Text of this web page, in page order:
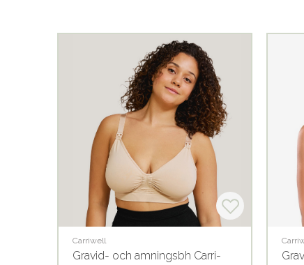
Carriwell
Gravid- och amningsbh Carri-